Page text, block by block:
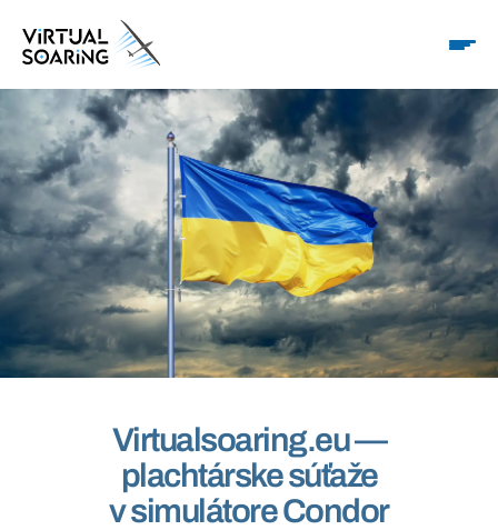
Virtualsoaring.eu —
plachtárske súťaže
v simulátore Condor